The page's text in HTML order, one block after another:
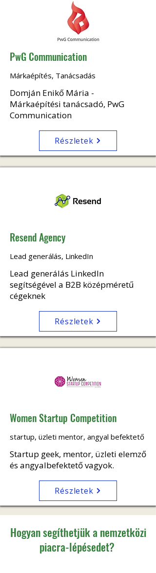
PwG Communication
Márkaépítés, Tanácsadás
Domján Enikő Mária -
Márkaépítési tanácsadó, PwG
Communication
Részletek
Resend Agency
Lead generálás, LinkedIn
Lead generálás LinkedIn
segítségével a B2B középméretű
cégeknek
Részletek
Women Startup Competition
startup, üzleti mentor, angyal befektető
Startup geek, mentor, üzleti elemző
és angyalbefektető vagyok.
Részletek
Hogyan segíthetjük a nemzetközi
piacra-lépésedet?